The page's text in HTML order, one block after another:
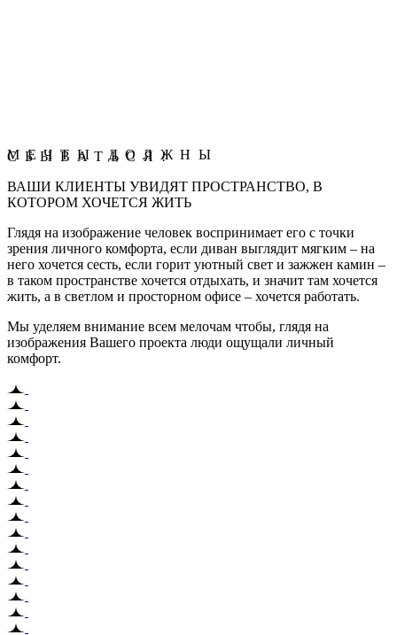
МЕЧТЫ ДОЛЖНЫ
СБЫВАТЬСЯ!
ВАШИ КЛИЕНТЫ УВИДЯТ ПРОСТРАНСТВО, В
КОТОРОМ ХОЧЕТСЯ ЖИТЬ
Глядя на изображение человек воспринимает его с точки
зрения личного комфорта, если диван выглядит мягким – на
него хочется сесть, если горит уютный свет и зажжен камин –
в таком пространстве хочется отдыхать, и значит там хочется
жить, а в светлом и просторном офисе – хочется работать.
Мы уделяем внимание всем мелочам чтобы, глядя на
изображения Вашего проекта люди ощущали личный
комфорт.